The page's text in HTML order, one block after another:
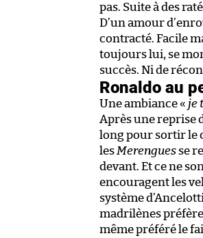
pas. Suite à des
D’un amour
contracté. Facile
toujours lui, se
succès. Ni de
Ronaldo au
Une ambiance « je
Après une reprise
long pour sortir le
les Merengues se
devant. Et ce ne
encouragent les
système
madrilènes
même préféré le